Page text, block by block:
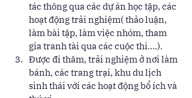
tác thông qua các dự án học tập, các
hoạt động trải nghiệm( thảo luận,
làm bài tập, làm việc nhóm, tham
gia tranh tài qua các cuộc thi….).
Được đi thăm, trải nghiệm ở nơi làm
bánh, các trang trại, khu du lịch
sinh thái với các hoạt động bổ ích và